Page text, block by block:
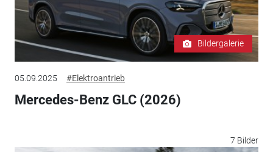
Bildergalerie
05.09.2025 #Elektroantrieb
Mercedes-Benz GLC (2026)
7 Bilder